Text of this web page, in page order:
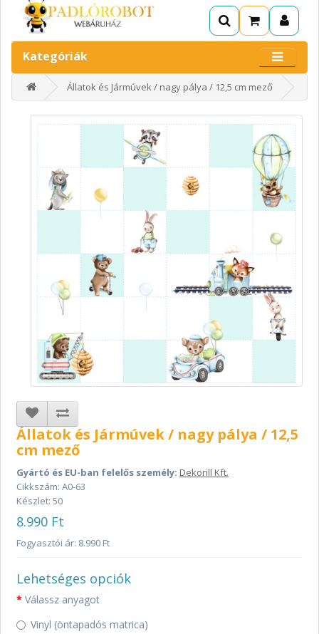
Kategóriák
Állatok és Jármúvek / nagy pálya / 12,5 cm mező
Állatok és Jármúvek / nagy pálya / 12,5
cm mező
Gyártó és EU-ban felelős személy: Dekorill Kft.
Cikkszám: A0-63
Készlet: 50
8.990 Ft
Fogyasztói ár: 8.990 Ft
Lehetséges opciók
Válassz anyagot
Vinyl (öntapadós matrica)